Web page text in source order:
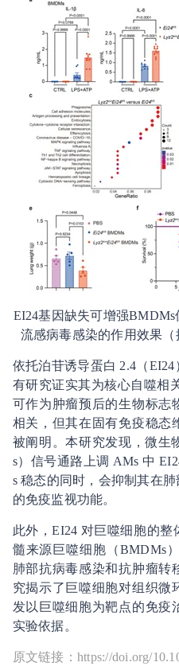
EI24基因缺失可增强
流感病毒感染的作用效果（
依托泊苷诱导蛋白 2.4（
有研究证实其为核心自噬相
可作为肿瘤预后的生物标志
相关，但其在固有免疫稳态
被阐明。本研究发现，微生
s）信号通路上调 AMs 中
s 稳态的同时，会抑制其在
的免疫监视功能。
此外，EI24 对巨噬细胞的
髓来源巨噬细胞（BMDMs
肺部抗病毒感染和抗肿瘤转
究揭示了巨噬细胞对组织微
发以巨噬细胞为靶点的免疫
实验依据。
原文链接：https://doi.org/